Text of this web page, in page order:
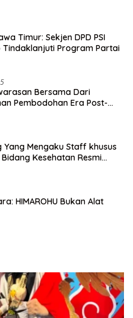
Timur: Sekjen DPD PSI
Tindaklanjuti Program Partai
Bersama Dari
Pembodohan Era Post-
Yang Mengaku Staff khusus
Kesehatan Resmi
HIMAROHU Bukan Alat